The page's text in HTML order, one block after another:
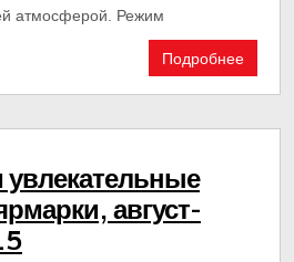
атмосферой. Режим
Подробнее
август-